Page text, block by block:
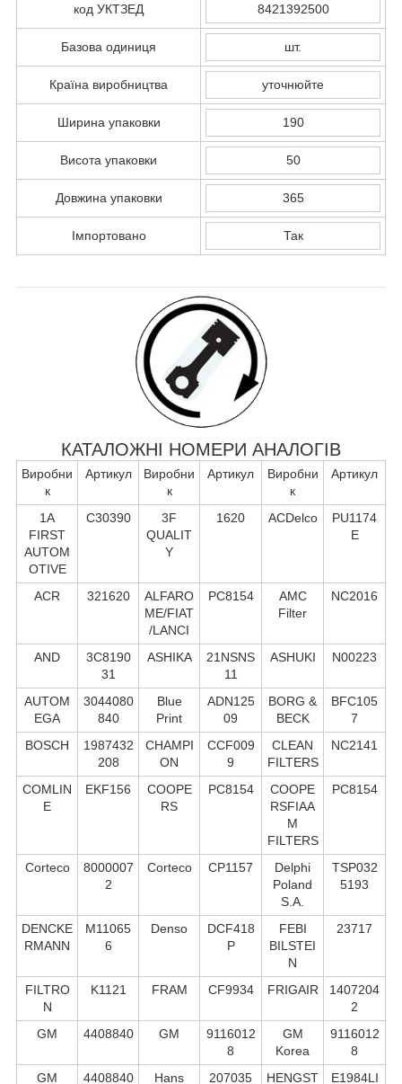
код УКТЗЕД 8421392500
Базова одиниця шт.
Країна виробництва уточнюйте
Ширина упаковки 190
Висота упаковки 50
Довжина упаковки 365
Імпортовано Так
КАТАЛОЖНІ НОМЕРИ АНАЛОГІВ
Виробни
к
Артикул
Виробни
к
Артикул
Виробни
к
Артикул
1A
FIRST
AUTOM
OTIVE
C30390
3F
QUALIT
Y
1620 ACDelco
PU1174
E
ACR 321620
ALFARO
ME/FIAT
/LANCI
PC8154
AMC
Filter
NC2016
AND
3C8190
31
ASHIKA
21NSNS
11
ASHUKI N00223
AUTOM
EGA
3044080
840
Blue
Print
ADN125
09
BORG &
BECK
BFC105
7
BOSCH
1987432
208
CHAMPI
ON
CCF009
9
CLEAN
FILTERS
NC2141
COMLIN
E
EKF156
COOPE
RS
PC8154
COOPE
RSFIAA
M
FILTERS
PC8154
Corteco
8000007
2
Corteco CP1157
Delphi
Poland
S.А.
TSP032
5193
DENCKE
RMANN
M11065
6
Denso
DCF418
P
FEBI
BILSTEI
N
23717
FILTRO
N
K1121 FRAM CF9934 FRIGAIR
1407204
2
GM
4408840 GM
9116012
8
GM
Korea
9116012
8
GM
4408840 Hans 207035 HENGST E1984LI